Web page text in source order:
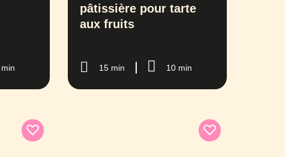
pâtissière pour tarte
aux fruits
15 min 10 min